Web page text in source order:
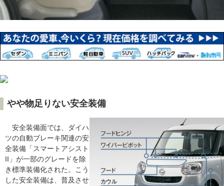
やや物足りない安全装備
安全装備面では、ダイハ
ツの自動ブレーキ関連の安
全装備「スマートアシスト
II」が一部のグレードを除
き標準装備化された。こう
した安全装備は、普及させ